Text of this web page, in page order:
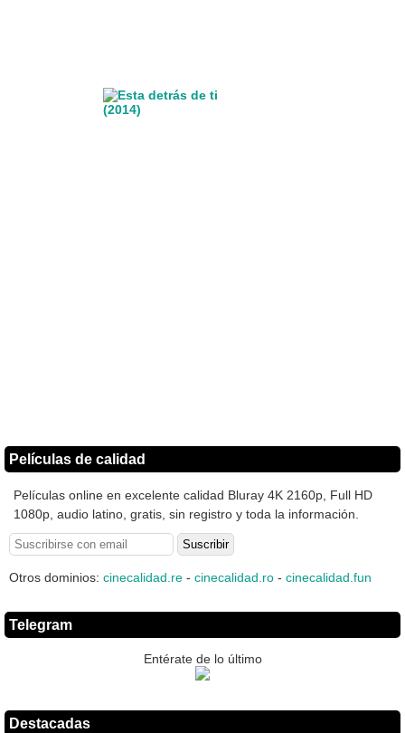
Películas de calidad
Películas online en excelente calidad Bluray 4K 2160p, Full HD
1080p, audio latino, gratis, sin registro y toda la información.
Otros dominios: cinecalidad.re - cinecalidad.ro - cinecalidad.fun
Telegram
Entérate de lo último
Destacadas